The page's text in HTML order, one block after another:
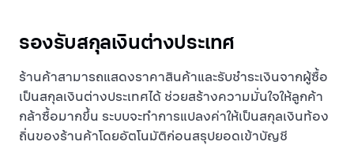
รองรับสกุลเงินต่างประเทศ
ร้านค้าสามารถแสดงราคาสินค้าและรับชำระเงินจากผู้ซื้อ
เป็นสกุลเงินต่างประเทศได้ ช่วยสร้างความมั่นใจให้ลูกค้า
กล้าซื้อมากขึ้น ระบบจะทำการแปลงค่าให้เป็นสกุลเงินท้อง
ถิ่นของร้านค้าโดยอัตโนมัติก่อนสรุปยอดเข้าบัญชี